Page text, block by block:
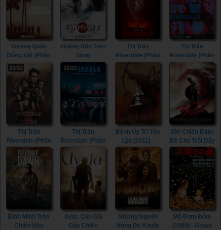
(2021)
(Season 5)
(Season 4)
(2019)
Vương Quốc
Động Vật (Phần
1) (2016) -
Animal
Kingdom
(Season 1)
(2016)
Hoàng Hôn Trên
Sông
Chaophraya
(2013) - Sunset
(2013)
Thị Trấn
Riverdale (Phần
(2021)
Thị Trấn
Riverdale (Phần
4) (2019) -
Riverdale
(Season 4)
(2019)
22/22
Thị Trấn
Riverdale (Phần
3) (2018) -
Riverdale
(Season 3)
(2018)
22/22
Thị Trấn
Riverdale (Phần
2) (2017) -
Riverdale
(Season 2)
(2017)
Bệnh Úy Trì Tôn
Lập (2011) -
Taking Zhu
Village By
Strategy (2011)
300 Chiến Binh:
Đế Chế Trỗi Dậy
(2014) - 300:
Rise of an
Empire (2014)
Bình Minh Trên
Chiến Hào
Ayla: Con Gái
Của Chiến
Những Người
Hùng Đã Khuất
Mộ Đom Đóm
(1988) - Grave